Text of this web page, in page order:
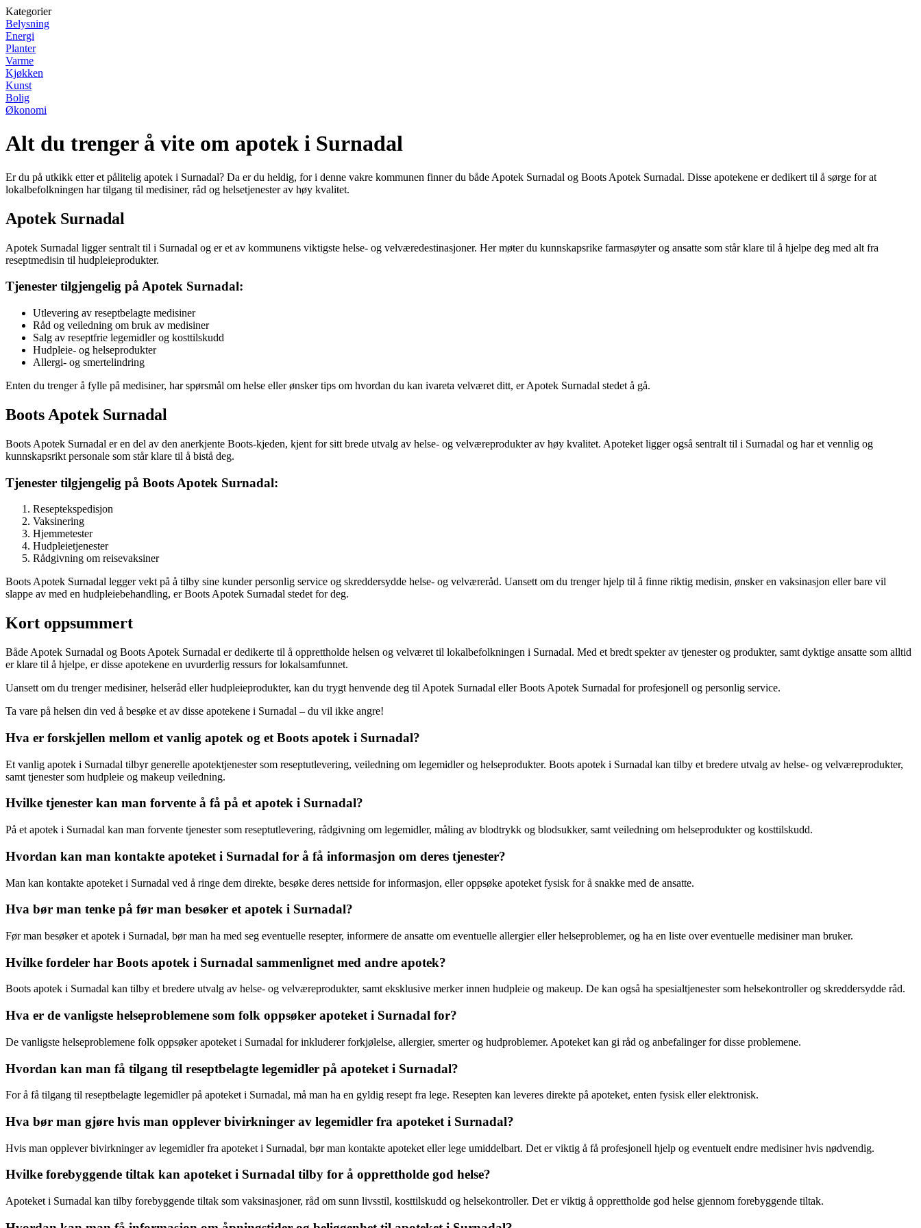
Kategorier
Belysning
Energi
Planter
Varme
Kjøkken
Kunst
Bolig
Økonomi
Alt du trenger å vite om apotek i Surnadal
Er du på utkikk etter et pålitelig apotek i Surnadal? Da er du heldig, for i denne vakre kommunen finner du både Apotek Surnadal og Boots Apotek Surnadal. Disse apotekene er dedikert til å sørge for at
lokalbefolkningen har tilgang til medisiner, råd og helsetjenester av høy kvalitet.
Apotek Surnadal
Apotek Surnadal ligger sentralt til i Surnadal og er et av kommunens viktigste helse- og velværedestinasjoner. Her møter du kunnskapsrike farmasøyter og ansatte som står klare til å hjelpe deg med alt fra
reseptmedisin til hudpleieprodukter.
Tjenester tilgjengelig på Apotek Surnadal:
Utlevering av reseptbelagte medisiner
Råd og veiledning om bruk av medisiner
Salg av reseptfrie legemidler og kosttilskudd
Hudpleie- og helseprodukter
Allergi- og smertelindring
Enten du trenger å fylle på medisiner, har spørsmål om helse eller ønsker tips om hvordan du kan ivareta velværet ditt, er Apotek Surnadal stedet å gå.
Boots Apotek Surnadal
Boots Apotek Surnadal er en del av den anerkjente Boots-kjeden, kjent for sitt brede utvalg av helse- og velværeprodukter av høy kvalitet. Apoteket ligger også sentralt til i Surnadal og har et vennlig og
kunnskapsrikt personale som står klare til å bistå deg.
Tjenester tilgjengelig på Boots Apotek Surnadal:
Reseptekspedisjon
Vaksinering
Hjemmetester
Hudpleietjenester
Rådgivning om reisevaksiner
Boots Apotek Surnadal legger vekt på å tilby sine kunder personlig service og skreddersydde helse- og velværeråd. Uansett om du trenger hjelp til å finne riktig medisin, ønsker en vaksinasjon eller bare vil
slappe av med en hudpleiebehandling, er Boots Apotek Surnadal stedet for deg.
Kort oppsummert
Både Apotek Surnadal og Boots Apotek Surnadal er dedikerte til å opprettholde helsen og velværet til lokalbefolkningen i Surnadal. Med et bredt spekter av tjenester og produkter, samt dyktige ansatte som alltid
er klare til å hjelpe, er disse apotekene en uvurderlig ressurs for lokalsamfunnet.
Uansett om du trenger medisiner, helseråd eller hudpleieprodukter, kan du trygt henvende deg til Apotek Surnadal eller Boots Apotek Surnadal for profesjonell og personlig service.
Ta vare på helsen din ved å besøke et av disse apotekene i Surnadal – du vil ikke angre!
Hva er forskjellen mellom et vanlig apotek og et Boots apotek i Surnadal?
Et vanlig apotek i Surnadal tilbyr generelle apotektjenester som reseptutlevering, veiledning om legemidler og helseprodukter. Boots apotek i Surnadal kan tilby et bredere utvalg av helse- og velværeprodukter,
samt tjenester som hudpleie og makeup veiledning.
Hvilke tjenester kan man forvente å få på et apotek i Surnadal?
På et apotek i Surnadal kan man forvente tjenester som reseptutlevering, rådgivning om legemidler, måling av blodtrykk og blodsukker, samt veiledning om helseprodukter og kosttilskudd.
Hvordan kan man kontakte apoteket i Surnadal for å få informasjon om deres tjenester?
Man kan kontakte apoteket i Surnadal ved å ringe dem direkte, besøke deres nettside for informasjon, eller oppsøke apoteket fysisk for å snakke med de ansatte.
Hva bør man tenke på før man besøker et apotek i Surnadal?
Før man besøker et apotek i Surnadal, bør man ha med seg eventuelle resepter, informere de ansatte om eventuelle allergier eller helseproblemer, og ha en liste over eventuelle medisiner man bruker.
Hvilke fordeler har Boots apotek i Surnadal sammenlignet med andre apotek?
Boots apotek i Surnadal kan tilby et bredere utvalg av helse- og velværeprodukter, samt eksklusive merker innen hudpleie og makeup. De kan også ha spesialtjenester som helsekontroller og skreddersydde råd.
Hva er de vanligste helseproblemene som folk oppsøker apoteket i Surnadal for?
De vanligste helseproblemene folk oppsøker apoteket i Surnadal for inkluderer forkjølelse, allergier, smerter og hudproblemer. Apoteket kan gi råd og anbefalinger for disse problemene.
Hvordan kan man få tilgang til reseptbelagte legemidler på apoteket i Surnadal?
For å få tilgang til reseptbelagte legemidler på apoteket i Surnadal, må man ha en gyldig resept fra lege. Resepten kan leveres direkte på apoteket, enten fysisk eller elektronisk.
Hva bør man gjøre hvis man opplever bivirkninger av legemidler fra apoteket i Surnadal?
Hvis man opplever bivirkninger av legemidler fra apoteket i Surnadal, bør man kontakte apoteket eller lege umiddelbart. Det er viktig å få profesjonell hjelp og eventuelt endre medisiner hvis nødvendig.
Hvilke forebyggende tiltak kan apoteket i Surnadal tilby for å opprettholde god helse?
Apoteket i Surnadal kan tilby forebyggende tiltak som vaksinasjoner, råd om sunn livsstil, kosttilskudd og helsekontroller. Det er viktig å opprettholde god helse gjennom forebyggende tiltak.